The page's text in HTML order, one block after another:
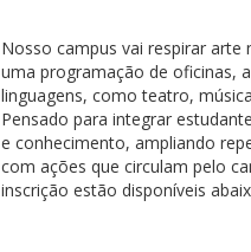
Nosso campus vai respirar arte
uma programação de oficinas,
linguagens, como teatro,
Pensado para integrar
e conhecimento, ampliando
com ações que circulam pelo
inscrição estão disponíveis